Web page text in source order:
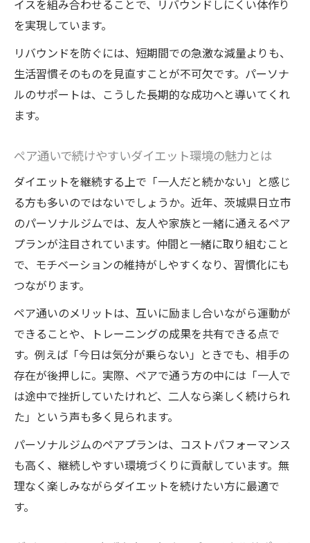
イスを組み合わせることで、リバウンドしにくい体作り
を実現しています。
リバウンドを防ぐには、短期間での急激な減量よりも、
生活習慣そのものを見直すことが不可欠です。パーソナ
ルのサポートは、こうした長期的な成功へと導いてくれ
ます。
ペア通いで続けやすいダイエット環境の魅力とは
ダイエットを継続する上で「一人だと続かない」と感じ
る方も多いのではないでしょうか。近年、茨城県日立市
のパーソナルジムでは、友人や家族と一緒に通えるペア
プランが注目されています。仲間と一緒に取り組むこと
で、モチベーションの維持がしやすくなり、習慣化にも
つながります。
ペア通いのメリットは、互いに励まし合いながら運動が
できることや、トレーニングの成果を共有できる点で
す。例えば「今日は気分が乗らない」ときでも、相手の
存在が後押しに。実際、ペアで通う方の中には「一人で
は途中で挫折していたけれど、二人なら楽しく続けられ
た」という声も多く見られます。
パーソナルジムのペアプランは、コストパフォーマンス
も高く、継続しやすい環境づくりに貢献しています。無
理なく楽しみながらダイエットを続けたい方に最適で
す。